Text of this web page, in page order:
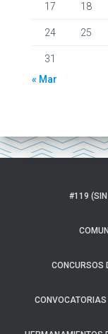
17 18
24 25
31
« Mar
#119 (SIN
CONCURSOS
CONVOCATORIAS